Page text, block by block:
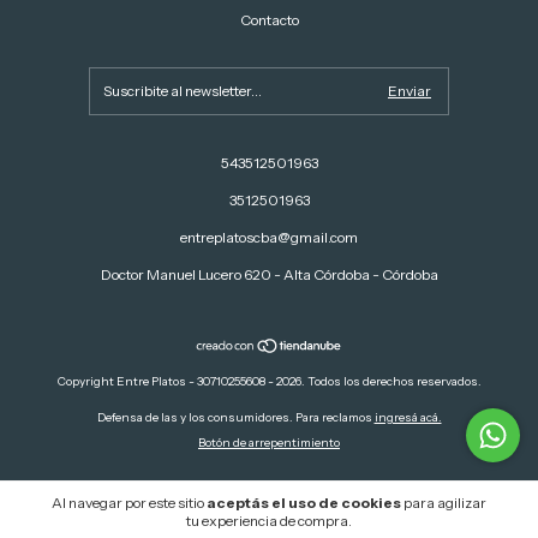
Al navegar por este sitio aceptás el uso de cookies para agilizar
tu experiencia de compra.
Contacto
543512501963
3512501963
entreplatoscba@gmail.com
Doctor Manuel Lucero 620 - Alta Córdoba - Córdoba
Copyright Entre Platos - 30710255608 - 2026. Todos los derechos reservados.
Defensa de las y los consumidores. Para reclamos ingresá acá.
Botón de arrepentimiento